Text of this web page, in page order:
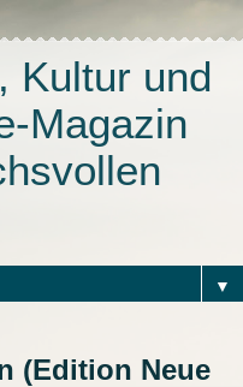
Kultur und
Magazin
▼
(Edition Neue